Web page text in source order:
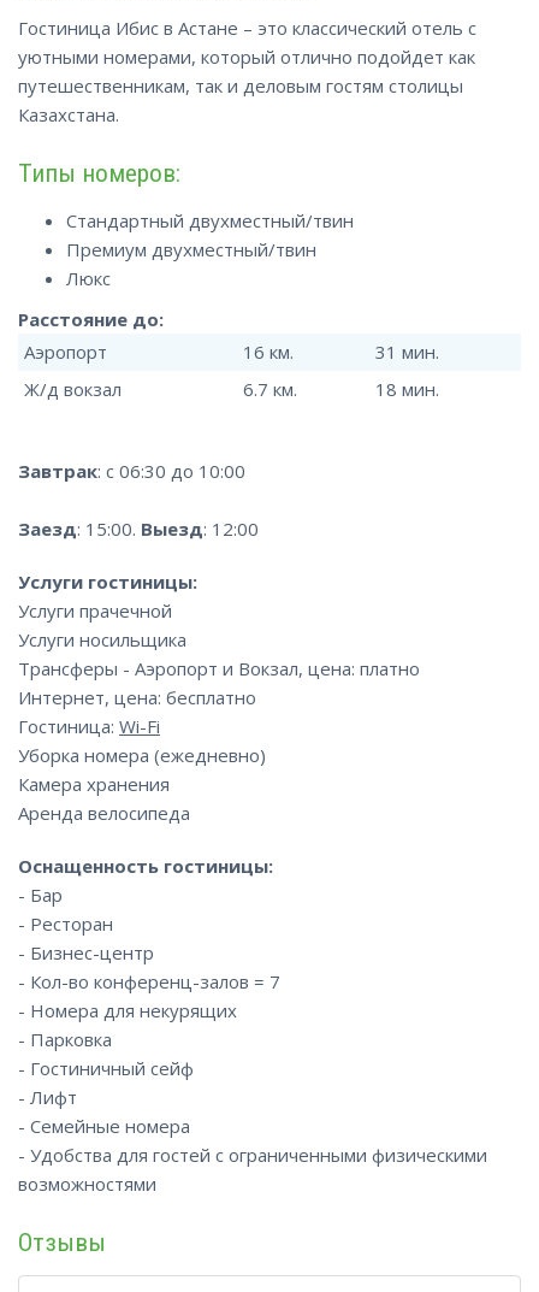
Гостиница Ибис в Астане – это классический отель с
уютными номерами, который отлично подойдет как
путешественникам, так и деловым гостям столицы
Казахстана.
Типы номеров:
Стандартный двухместный/твин
Премиум двухместный/твин
Люкс
Расстояние до:
Аэропорт
16 км.
31 мин.
Ж/д вокзал
6.7 км. 18 мин.
Завтрак: с 06:30 до 10:00
Заезд: 15:00. Выезд: 12:00
Услуги гостиницы:
Услуги прачечной
Услуги носильщика
Трансферы - Аэропорт и Вокзал, цена: платно
Интернет, цена: бесплатно
Гостиница: Wi-Fi
Уборка номера (ежедневно)
Камера хранения
Аренда велосипеда
Оснащенность гостиницы:
- Бар
- Ресторан
- Бизнес-центр
- Кол-во конференц-залов = 7
- Номера для некурящих
- Парковка
- Гостиничный сейф
- Лифт
- Семейные номера
- Удобства для гостей с ограниченными физическими
возможностями
Отзывы